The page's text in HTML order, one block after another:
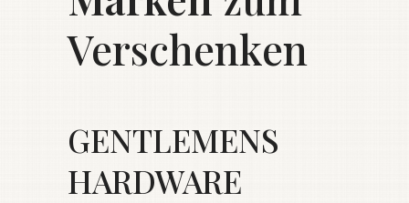
Verschenken
GENTLEMENS
HARDWARE